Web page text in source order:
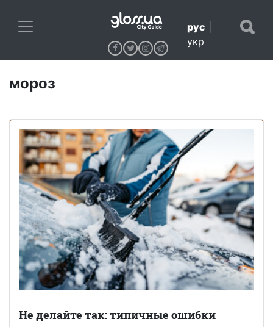
рус
укр
мороз
Не делайте так: типичные ошибки